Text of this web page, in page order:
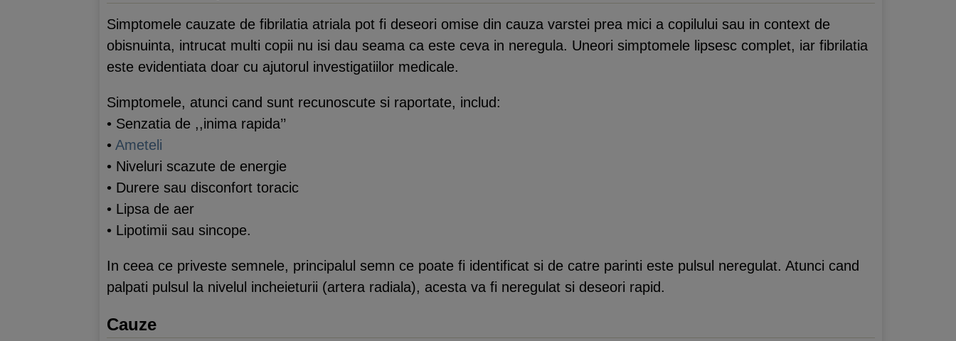
Simptomele cauzate de fibrilatia atriala pot fi deseori omise din cauza varstei prea mici a copilului sau in context de
obisnuinta, intrucat multi copii nu isi dau seama ca este ceva in neregula. Uneori simptomele lipsesc complet, iar fibrilatia
este evidentiata doar cu ajutorul investigatiilor medicale.
Simptomele, atunci cand sunt recunoscute si raportate, includ:
• Senzatia de ,,inima rapida’’
• Ameteli
• Niveluri scazute de energie
• Durere sau disconfort toracic
• Lipsa de aer
• Lipotimii sau sincope.
In ceea ce priveste semnele, principalul semn ce poate fi identificat si de catre parinti este pulsul neregulat. Atunci cand
palpati pulsul la nivelul incheieturii (artera radiala), acesta va fi neregulat si deseori rapid.
Cauze